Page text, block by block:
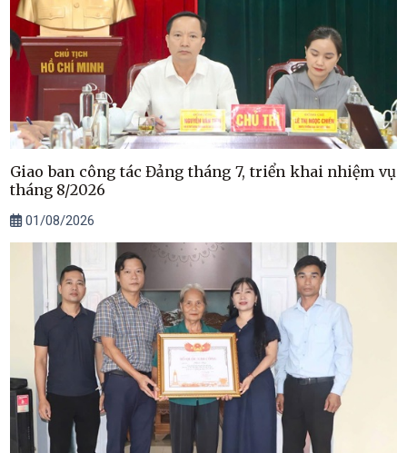
Giao ban công tác Đảng tháng 7, triển khai nhiệm vụ
tháng 8/2026
01/08/2026